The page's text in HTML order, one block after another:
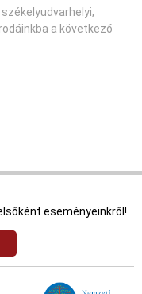
a következő
eseményeinkről!